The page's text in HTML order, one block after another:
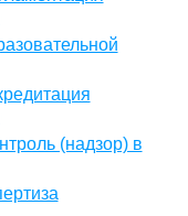
(надзор) в